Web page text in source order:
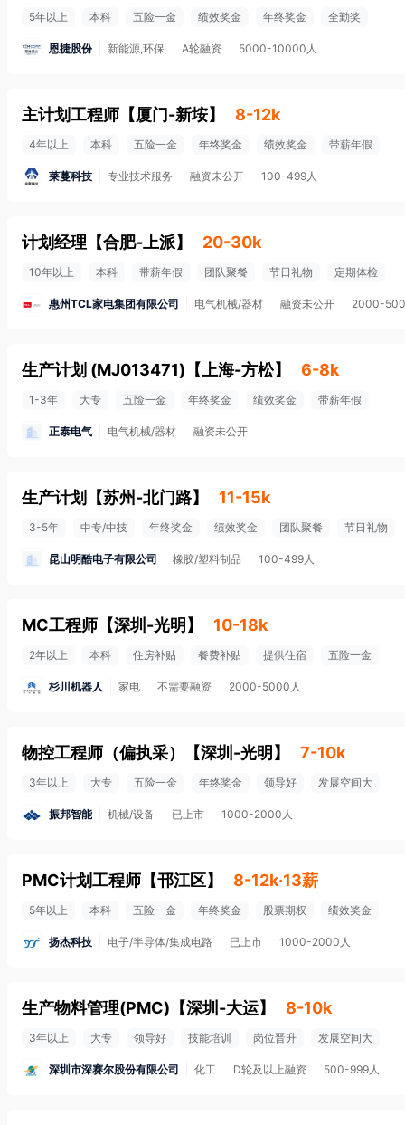
5年以上 本科 五险一金 绩效奖金 年终奖金 全勤奖
恩捷股份 新能源,环保 A轮融资 5000-10000人
主计划工程师 【厦门-新垵】 8-12k
4年以上 本科 五险一金 年终奖金 绩效奖金 带薪年假
莱蔓科技 专业技术服务 融资未公开 100-499人
计划经理 【合肥-上派】 20-30k
10年以上 本科 带薪年假 团队聚餐 节日礼物 定期体检
惠州TCL家电集团有限公司 电气机械/器材 融资未公开 2000-
生产计划 (MJ013471) 【 上海-方松】 6-8k
1-3年 大专 五险一金 年终奖金 绩效奖金 带薪年假
正泰电气 电气机械/器材 融资未公开
生产计划 【苏州-北门路】 11-15k
3-5年 中专/中技 年终奖金 绩效奖金 团队聚餐 节日礼物
昆山明酷电子有限公司 橡胶/塑料制品 100-499人
MC工程师 【深圳-光明 】 10-18k
2年以上 本科 住房补贴 餐费补贴 提供住宿 五险一金
杉川机器人 家电 不需要融资 2000-5000人
物控工程师（偏执采） 【深圳-光明 】 7-10k
3年以上 大专 五险一金 年终奖金 领导好 发展空间大
振邦智能 机械/设备 已上市 1000-2000人
PMC计划工程师 【邗江区】 8-12k·13薪
5年以上 本科 五险一金 年终奖金 股票期权 绩效奖金
扬杰科技 电子/半导体/集成电路 已上市 1000-2000人
生产物料管理(PMC) 【深圳-大运】 8-10k
3年以上 大专 领导好 技能培训 岗位晋升 发展空间大
深圳市深赛尔股份有限公司 化工 D轮及以上融资 500-999人